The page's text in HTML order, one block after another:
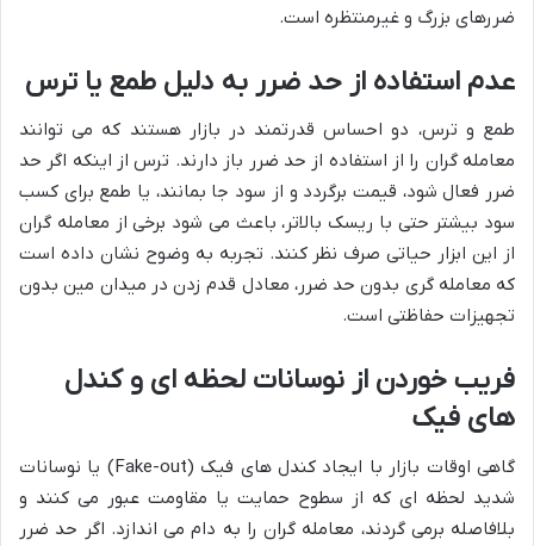
ضررهای بزرگ و غیرمنتظره است.
عدم استفاده از حد ضرر به دلیل طمع یا ترس
طمع و ترس، دو احساس قدرتمند در بازار هستند که می توانند
معامله گران را از استفاده از حد ضرر باز دارند. ترس از اینکه اگر حد
ضرر فعال شود، قیمت برگردد و از سود جا بمانند، یا طمع برای کسب
سود بیشتر حتی با ریسک بالاتر، باعث می شود برخی از معامله گران
از این ابزار حیاتی صرف نظر کنند. تجربه به وضوح نشان داده است
که معامله گری بدون حد ضرر، معادل قدم زدن در میدان مین بدون
تجهیزات حفاظتی است.
فریب خوردن از نوسانات لحظه ای و کندل
های فیک
گاهی اوقات بازار با ایجاد کندل های فیک (Fake-out) یا نوسانات
شدید لحظه ای که از سطوح حمایت یا مقاومت عبور می کنند و
بلافاصله برمی گردند، معامله گران را به دام می اندازد. اگر حد ضرر